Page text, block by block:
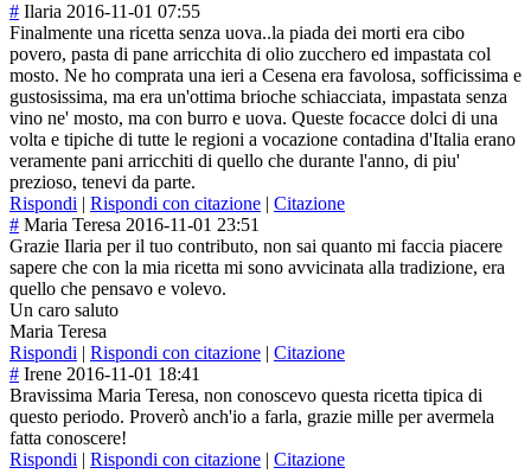
# Ilaria 2016-11-01 07:55
Finalmente una ricetta senza uova..la piada dei morti era cibo
povero, pasta di pane arricchita di olio zucchero ed impastata col
mosto. Ne ho comprata una ieri a Cesena era favolosa, sofficissima e
gustosissima, ma era un'ottima brioche schiacciata, impastata senza
vino ne' mosto, ma con burro e uova. Queste focacce dolci di una
volta e tipiche di tutte le regioni a vocazione contadina d'Italia erano
veramente pani arricchiti di quello che durante l'anno, di piu'
prezioso, tenevi da parte.
Rispondi | Rispondi con citazione | Citazione
# Maria Teresa 2016-11-01 23:51
Grazie Ilaria per il tuo contributo, non sai quanto mi faccia piacere
sapere che con la mia ricetta mi sono avvicinata alla tradizione, era
quello che pensavo e volevo.
Un caro saluto
Maria Teresa
Rispondi | Rispondi con citazione | Citazione
# Irene 2016-11-01 18:41
Bravissima Maria Teresa, non conoscevo questa ricetta tipica di
questo periodo. Proverò anch'io a farla, grazie mille per avermela
fatta conoscere!
Rispondi | Rispondi con citazione | Citazione